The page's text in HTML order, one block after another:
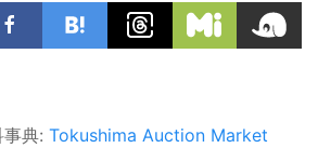
典: Tokushima Auction Market